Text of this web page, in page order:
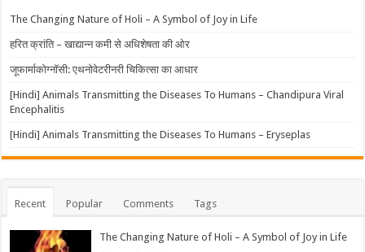
The Changing Nature of Holi – A Symbol of Joy in Life
हरित क्रांति – खाद्यान्न कमी से अधिशेषता की ओर
जूफार्माकोग्नॉसी: एथनोवेटरीनरी चिकित्सा का आधार
[Hindi] Animals Transmitting the Diseases To Humans – Chandipura Viral
Encephalitis
[Hindi] Animals Transmitting the Diseases To Humans – Eryseplas
Recent Popular Comments Tags
The Changing Nature of Holi – A Symbol of Joy in Life